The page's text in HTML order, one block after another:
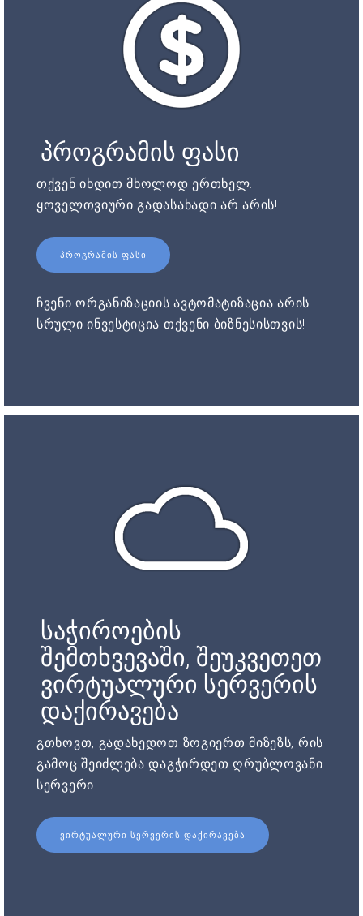
პროგრამის ფასი
თქვენ იხდით მხოლოდ ერთხელ.
ყოველთვიური გადასახადი არ არის!
ᲞᲠᲝᲒᲠᲐᲛᲘᲡ ᲤᲐᲡᲘ
ჩვენი ორგანიზაციის ავტომატიზაცია არის
სრული ინვესტიცია თქვენი ბიზნესისთვის!
საჭიროების
შემთხვევაში, შეუკვეთეთ
ვირტუალური სერვერის
დაქირავება
გთხოვთ, გადახედოთ ზოგიერთ მიზეზს, რის
გამოც შეიძლება დაგჭირდეთ ღრუბლოვანი
სერვერი.
ᲕᲘᲠᲢᲣᲐᲚᲣᲠᲘ ᲡᲔᲠᲕᲔᲠᲘᲡ ᲓᲐᲥᲘᲠᲐᲕᲔᲑᲐ